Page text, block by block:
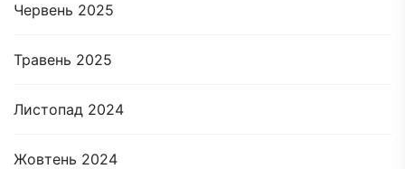
Червень 2025
Травень 2025
Листопад 2024
Жовтень 2024